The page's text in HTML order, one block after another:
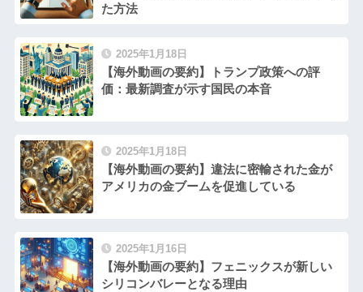
た方法
2025年1月18日
【海外動画の要約】トランプ政策への評
価：最新調査が示す国民の本音
2025年1月18日
【海外動画の要約】違法に密輸された金が
アメリカの金ブームを促進している
2025年1月16日
【海外動画の要約】フェニックスが新しい
シリコンバレーとなる理由